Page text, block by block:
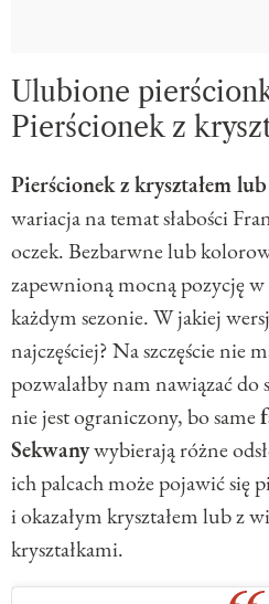
Ulubione
Pierścionek z
Pierścionek z kryształem
wariacja na temat słabości
oczek. Bezbarwne lub
zapewnioną mocną pozycję
każdym sezonie. W jakiej
najczęściej? Na szczęście nie
pozwalałby nam nawiązać
nie jest ograniczony, bo same
Sekwanywybierają różne
ich palcach może pojawić się
i okazałym kryształem lub z
kryształkami.